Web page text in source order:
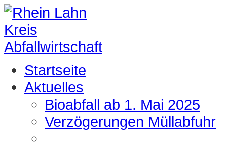
Startseite
Aktuelles
Bioabfall ab 1. Mai 2025
Verzögerungen Müllabfuhr